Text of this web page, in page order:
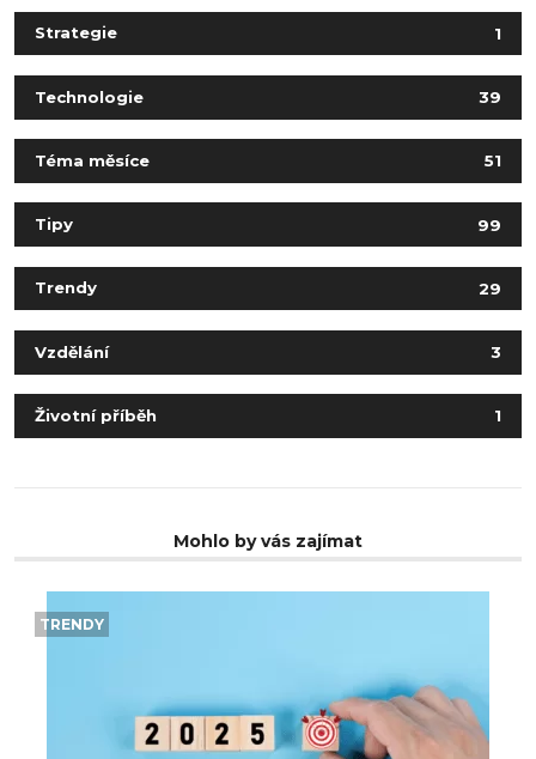
Strategie 1
Technologie 39
Téma měsíce 51
Tipy 99
Trendy 29
Vzdělání 3
Životní příběh 1
Mohlo by vás zajímat
TRENDY